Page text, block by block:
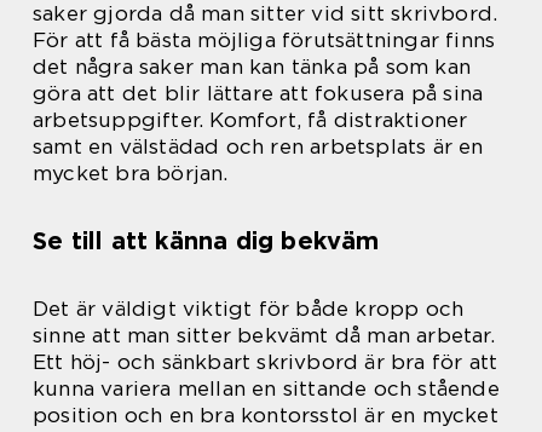
saker gjorda då man sitter vid sitt skrivbord.
För att få bästa möjliga förutsättningar finns
det några saker man kan tänka på som kan
göra att det blir lättare att fokusera på sina
arbetsuppgifter. Komfort, få distraktioner
samt en välstädad och ren arbetsplats är en
mycket bra början.
Se till att känna dig bekväm
Det är väldigt viktigt för både kropp och
sinne att man sitter bekvämt då man arbetar.
Ett höj- och sänkbart skrivbord är bra för att
kunna variera mellan en sittande och stående
position och en bra kontorsstol är en mycket